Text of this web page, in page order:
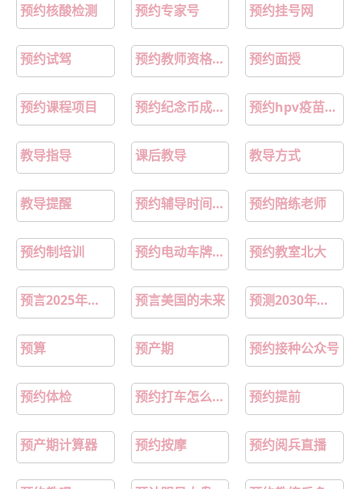
预约核酸检测 预约专家号 预约挂号网
预约试驾 预约教师资格证笔试日期 预约面授
预约课程项目 预约纪念币成功了没领取怎么办 预约hpv疫苗怎么预约
教导指导 课后教导 教导方式
教导提醒 预约辅导时间用英语怎么说 预约陪练老师
预约制培训 预约电动车牌怎么预约呢 预约教室北大
预言2025年的上海 预言美国的未来 预测2030年一美元兑换多少人民币
预算 预产期 预约接种公众号
预约体检 预约打车怎么预约 预约提前
预产期计算器 预约按摩 预约阅兵直播